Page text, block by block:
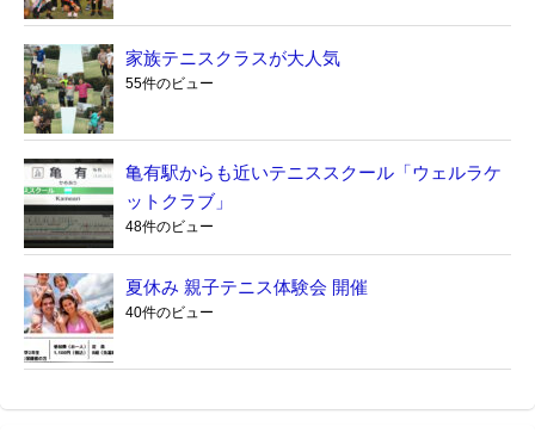
家族テニスクラスが大人気
55件のビュー
亀有駅からも近いテニススクール「ウェルラケ
ットクラブ」
48件のビュー
夏休み 親子テニス体験会 開催
40件のビュー